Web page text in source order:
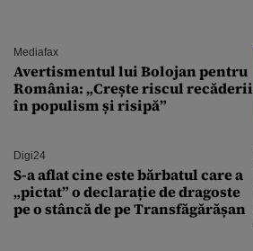
Mediafax
Avertismentul lui Bolojan pentru
România: „Crește riscul recăderii
în populism și risipă”
Digi24
S-a aflat cine este bărbatul care a
„pictat” o declarație de dragoste
pe o stâncă de pe Transfăgărășan